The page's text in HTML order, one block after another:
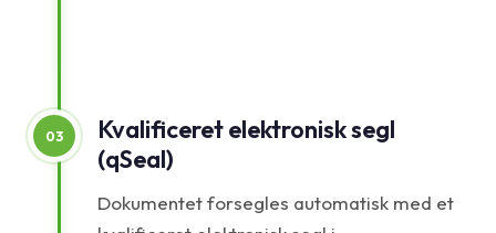
Kvalificeret elektronisk segl
(qSeal)
Dokumentet forsegles automatisk med et
03